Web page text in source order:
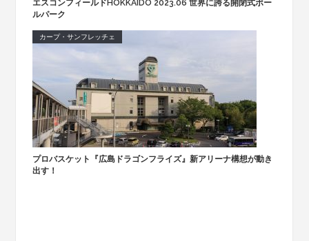
エスコンフィールドHOKKAIDO 2023.06 世界に誇る開閉式ボー
ルパーク
カープ・サンフレッチェ
プロバスケット『広島ドラゴンフライズ』新アリーナ構想が動き
出す！